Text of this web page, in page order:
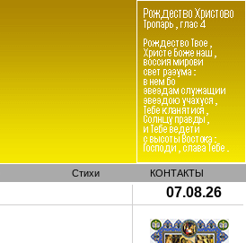
Стихи КОНТАКТЫ
07.08.26